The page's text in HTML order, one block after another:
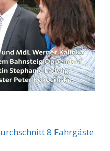
8 Fahrgäste